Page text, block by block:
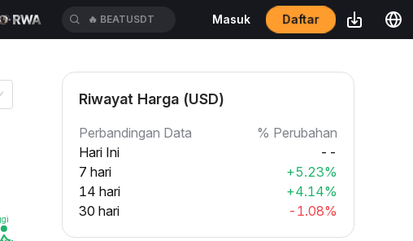
🔥 BEATUSDT Masuk Daftar
Riwayat Harga (USD)
Perbandingan Data
% Perubahan
Hari Ini
--
7 hari
+5.23%
14 hari
+4.14%
30 hari
-1.08%